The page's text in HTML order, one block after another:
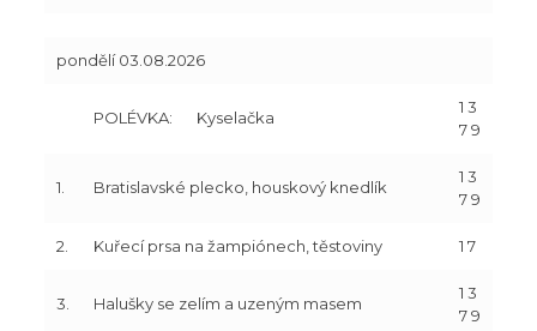
pondělí 03.08.2026
POLÉVKA: Kyselačka
1 3
7 9
1. Bratislavské plecko, houskový knedlík
1 3
7 9
2. Kuřecí prsa na žampiónech, těstoviny 1 7
3. Halušky se zelím a uzeným masem
1 3
7 9